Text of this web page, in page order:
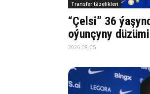
Transfer täzelikleri
“Çelsi” 36
oýunçyny
2026-08-05